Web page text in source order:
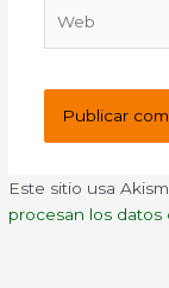
Este sitio usa
procesan los datos